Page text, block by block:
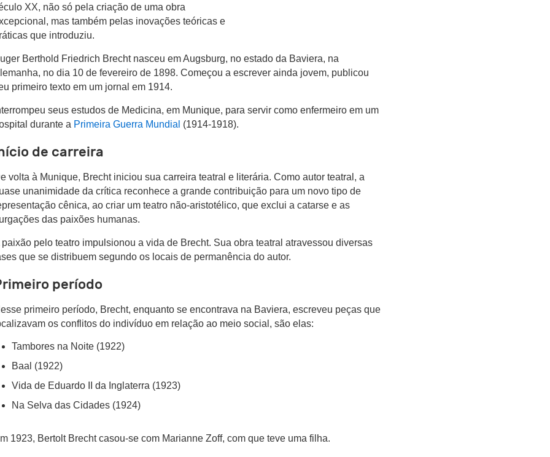
XX, não só pela criação de uma obra
mas também pelas inovações teóricas e
que introduziu.
Berthold Friedrich Brecht nasceu em Augsburg, no estado da Baviera, na
no dia 10 de fevereiro de 1898. Começou a escrever ainda jovem, publicou
primeiro texto em um jornal em 1914.
seus estudos de Medicina, em Munique, para servir como enfermeiro em um
durante a Primeira Guerra Mundial (1914-1918).
de carreira
volta à Munique, Brecht iniciou sua carreira teatral e literária. Como autor teatral, a
unanimidade da crítica reconhece a grande contribuição para um novo tipo de
cênica, ao criar um teatro não-aristotélico, que exclui a catarse e as
das paixões humanas.
paixão pelo teatro impulsionou a vida de Brecht. Sua obra teatral atravessou diversas
que se distribuem segundo os locais de permanência do autor.
período
primeiro período, Brecht, enquanto se encontrava na Baviera, escreveu peças que
os conflitos do indivíduo em relação ao meio social, são elas:
Tambores na Noite (1922)
Baal (1922)
Vida de Eduardo II da Inglaterra (1923)
Na Selva das Cidades (1924)
1923, Bertolt Brecht casou-se com Marianne Zoff, com que teve uma filha.